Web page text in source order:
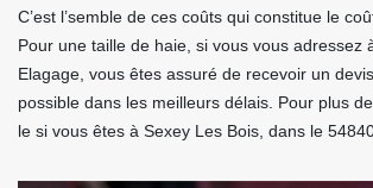
C’est l’semble de ces coûts qui constitue le
Pour une taille de haie, si vous vous adressez
Elagage, vous êtes assuré de recevoir un
possible dans les meilleurs délais. Pour plus
le si vous êtes à Sexey Les Bois, dans le